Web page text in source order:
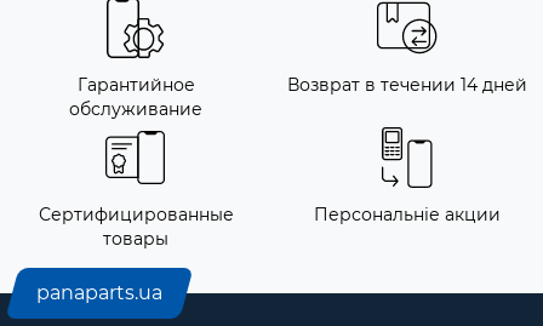
Гарантийное
обслуживание
Возврат в течении 14 дней
Сертифицированные
товары
Персональніе акции
panaparts.ua